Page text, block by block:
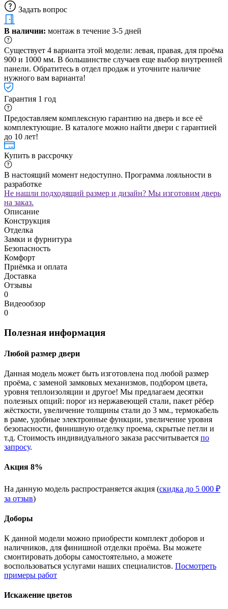
Задать вопрос
В наличии: монтаж в течение 3-5 дней
Существует 4 варианта этой модели: левая, правая, для проёма
900 и 1000 мм. В большинстве случаев еще выбор внутренней
панели. Обратитесь в отдел продаж и уточните наличие
нужного вам варианта!
Гарантия 1 год
Предоставляем комплексную гарантию на дверь и все её
комплектующие. В каталоге можно найти двери с гарантией
до 10 лет!
Купить в рассрочку
В настоящий момент недоступно. Программа лояльности в
разработке
Не нашли подходящий размер и дизайн? Мы изготовим дверь
на заказ.
Описание
Конструкция
Отделка
Замки и фурнитура
Безопасность
Комфорт
Приёмка и оплата
Доставка
Отзывы
0
Видеообзор
0
Полезная информация
Любой размер двери
Данная модель может быть изготовлена под любой размер
проёма, с заменой замковых механизмов, подбором цвета,
уровня теплоизоляции и другое! Мы предлагаем десятки
полезных опций: порог из нержавеющей стали, пакет рёбер
жёсткости, увеличение толщины стали до 3 мм., термокабель
в раме, удобные электронные функции, увеличение уровня
безопасности, финишную отделку проема, скрытые петли и
т.д. Стоимость индивидуального заказа рассчитывается по
запросу.
Акция 8%
На данную модель распространяется акция (скидка до 5 000 ₽
за отзыв)
Доборы
К данной модели можно приобрести комплект доборов и
наличников, для финишной отделки проёма. Вы можете
смонтировать доборы самостоятельно, а можете
воспользоваться услугами наших специалистов. Посмотреть
примеры работ
Искажение цветов